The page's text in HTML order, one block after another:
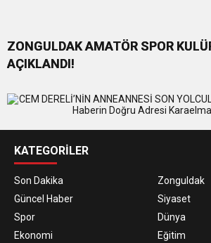
ZONGULDAK AMATÖR SPOR
AÇIKLANDI!
KATEGORİLER
Son Dakika
Zonguldak
Güncel Haber
Siyaset
Spor
Dünya
Ekonomi
Eğitim